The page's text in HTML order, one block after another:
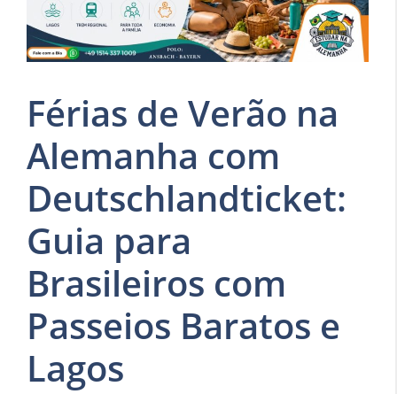
Férias de Verão na
Alemanha com
Deutschlandticket:
Guia para
Brasileiros com
Passeios Baratos e
Lagos